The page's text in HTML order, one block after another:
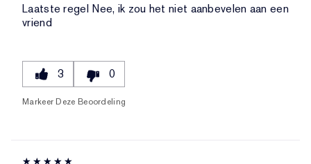
Laatste regelNee, ik zou het niet aanbevelen aan een
vriend
3 0
Markeer Deze Beoordeling